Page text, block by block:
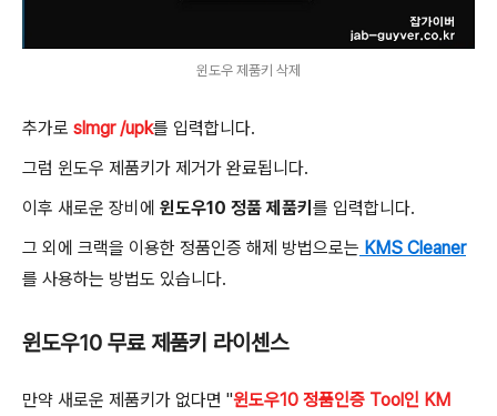
윈도우 제품키 삭제
추가로 slmgr /upk를 입력합니다.
그럼 윈도우 제품키가 제거가 완료됩니다.
이후 새로운 장비에 윈도우10 정품 제품키 를 입력합니다.
그 외에 크랙을 이용한 정품인증 해제 방법으로는 KMS Cleaner
를 사용하는 방법도 있습니다.
윈도우10 무료 제품키 라이센스
만약 새로운 제품키가 없다면 "윈도우10 정품인증 Tool인 KM